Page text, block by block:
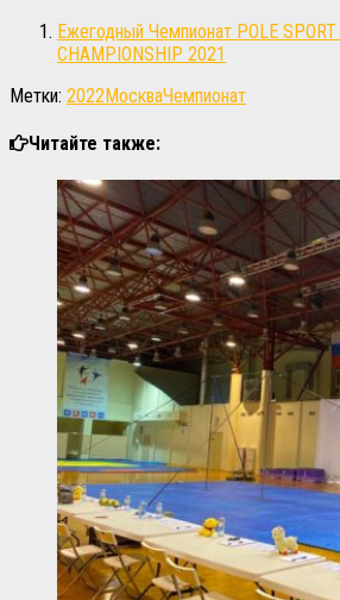
Ежегодный Чемпионат POLE
CHAMPIONSHIP 2021
Метки: 2022МоскваЧемпионат
Читайте также: